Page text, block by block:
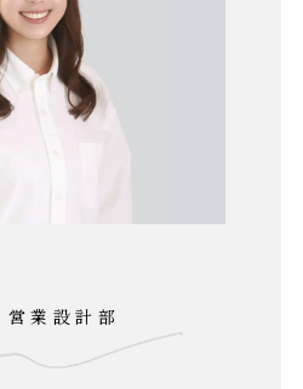
営業設計部